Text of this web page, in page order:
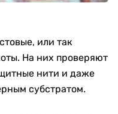
или так
На них проверяют
нити и даже
субстратом.